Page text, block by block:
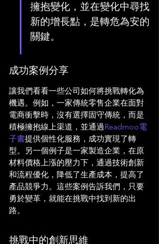
擁抱變化，並在變化中尋找
新的增長點，是轉危為安的
關鍵。
成功案例分享
讓我們看看一些公司如何將挑戰轉化為
機遇。例如，一家傳統零售企業在面對
電商衝擊時，沒有選擇固守傳統，而是
積極擁抱線上渠道，並通過Readmoo電
子書提供個性化服務，成功實現了轉
型。另一個例子是一家製造企業，在原
材料價格上漲的壓力下，通過技術創新
和流程優化，降低了生產成本，提高了
產品競爭力。這些案例告訴我們，只要
勇於變革，就能在挑戰中找到新的出
路。
挑戰中的創新思維